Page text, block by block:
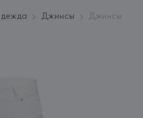
Джинсы
Джинсы